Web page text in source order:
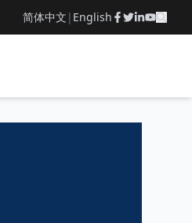
简体中文 | English